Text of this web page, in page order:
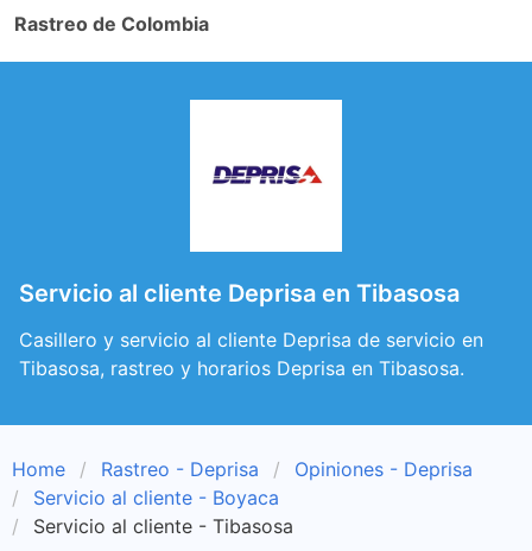
Rastreo de Colombia
Servicio al cliente Deprisa en Tibasosa
Casillero y servicio al cliente Deprisa de servicio en
Tibasosa, rastreo y horarios Deprisa en Tibasosa.
Home Rastreo - Deprisa
Opiniones - Deprisa
Servicio al cliente - Boyaca
Servicio al cliente - Tibasosa